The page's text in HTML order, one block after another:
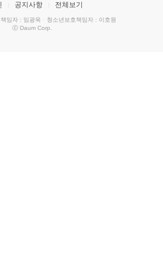
공지사항 전체보기
임자 : 임광욱 · 청소년보호책임자 : 이호원
ⓒ Daum Corp.